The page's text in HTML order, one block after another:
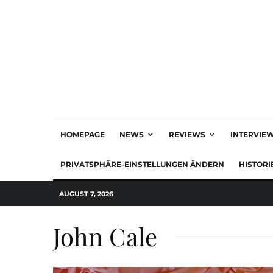
HOMEPAGE NEWS REVIEWS
PRIVATSPHÄRE-EINSTELLUNGEN ÄNDERN
AUGUST 7, 2026
John Cale